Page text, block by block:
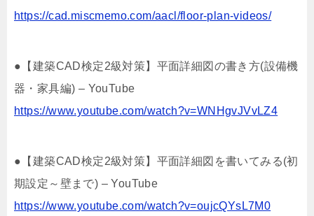
https://cad.miscmemo.com/aacl/floor-plan-videos/
●【建築CAD検定2級対策】平面詳細図の書き方(設備機
器・家具編) – YouTube
https://www.youtube.com/watch?v=WNHgvJVvLZ4
●【建築CAD検定2級対策】平面詳細図を書いてみる(初
期設定～壁まで) – YouTube
https://www.youtube.com/watch?v=oujcQYsL7M0